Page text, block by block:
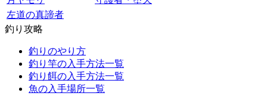
左道の真諦者
釣り攻略
釣りのやり方
釣り竿の入手方法一覧
釣り餌の入手方法一覧
魚の入手場所一覧